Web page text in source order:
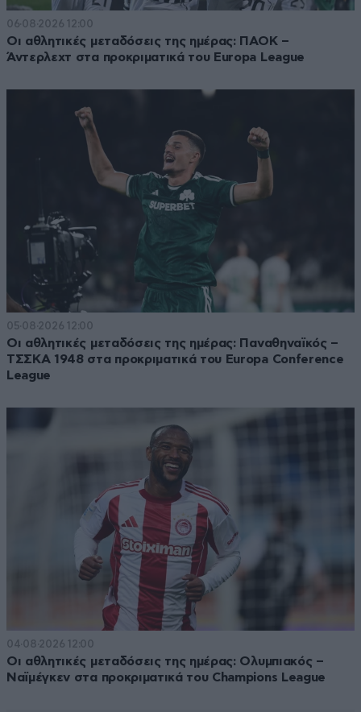
06·08·2026 12:00
Οι αθλητικές μεταδόσεις της ημέρας: ΠΑΟΚ –
Άντερλεχτ στα προκριματικά του Europa League
05·08·2026 12:00
Οι αθλητικές μεταδόσεις της ημέρας: Παναθηναϊκός –
ΤΣΣΚΑ 1948 στα προκριματικά του Europa Conference
League
04·08·2026 12:00
Οι αθλητικές μεταδόσεις της ημέρας: Ολυμπιακός –
Ναϊμέγκεν στα προκριματικά του Champions League